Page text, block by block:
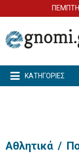
ΠΕΜΠΤΗ
ΚΑΤΗΓΟΡΙΕΣ
Αθλητικά /